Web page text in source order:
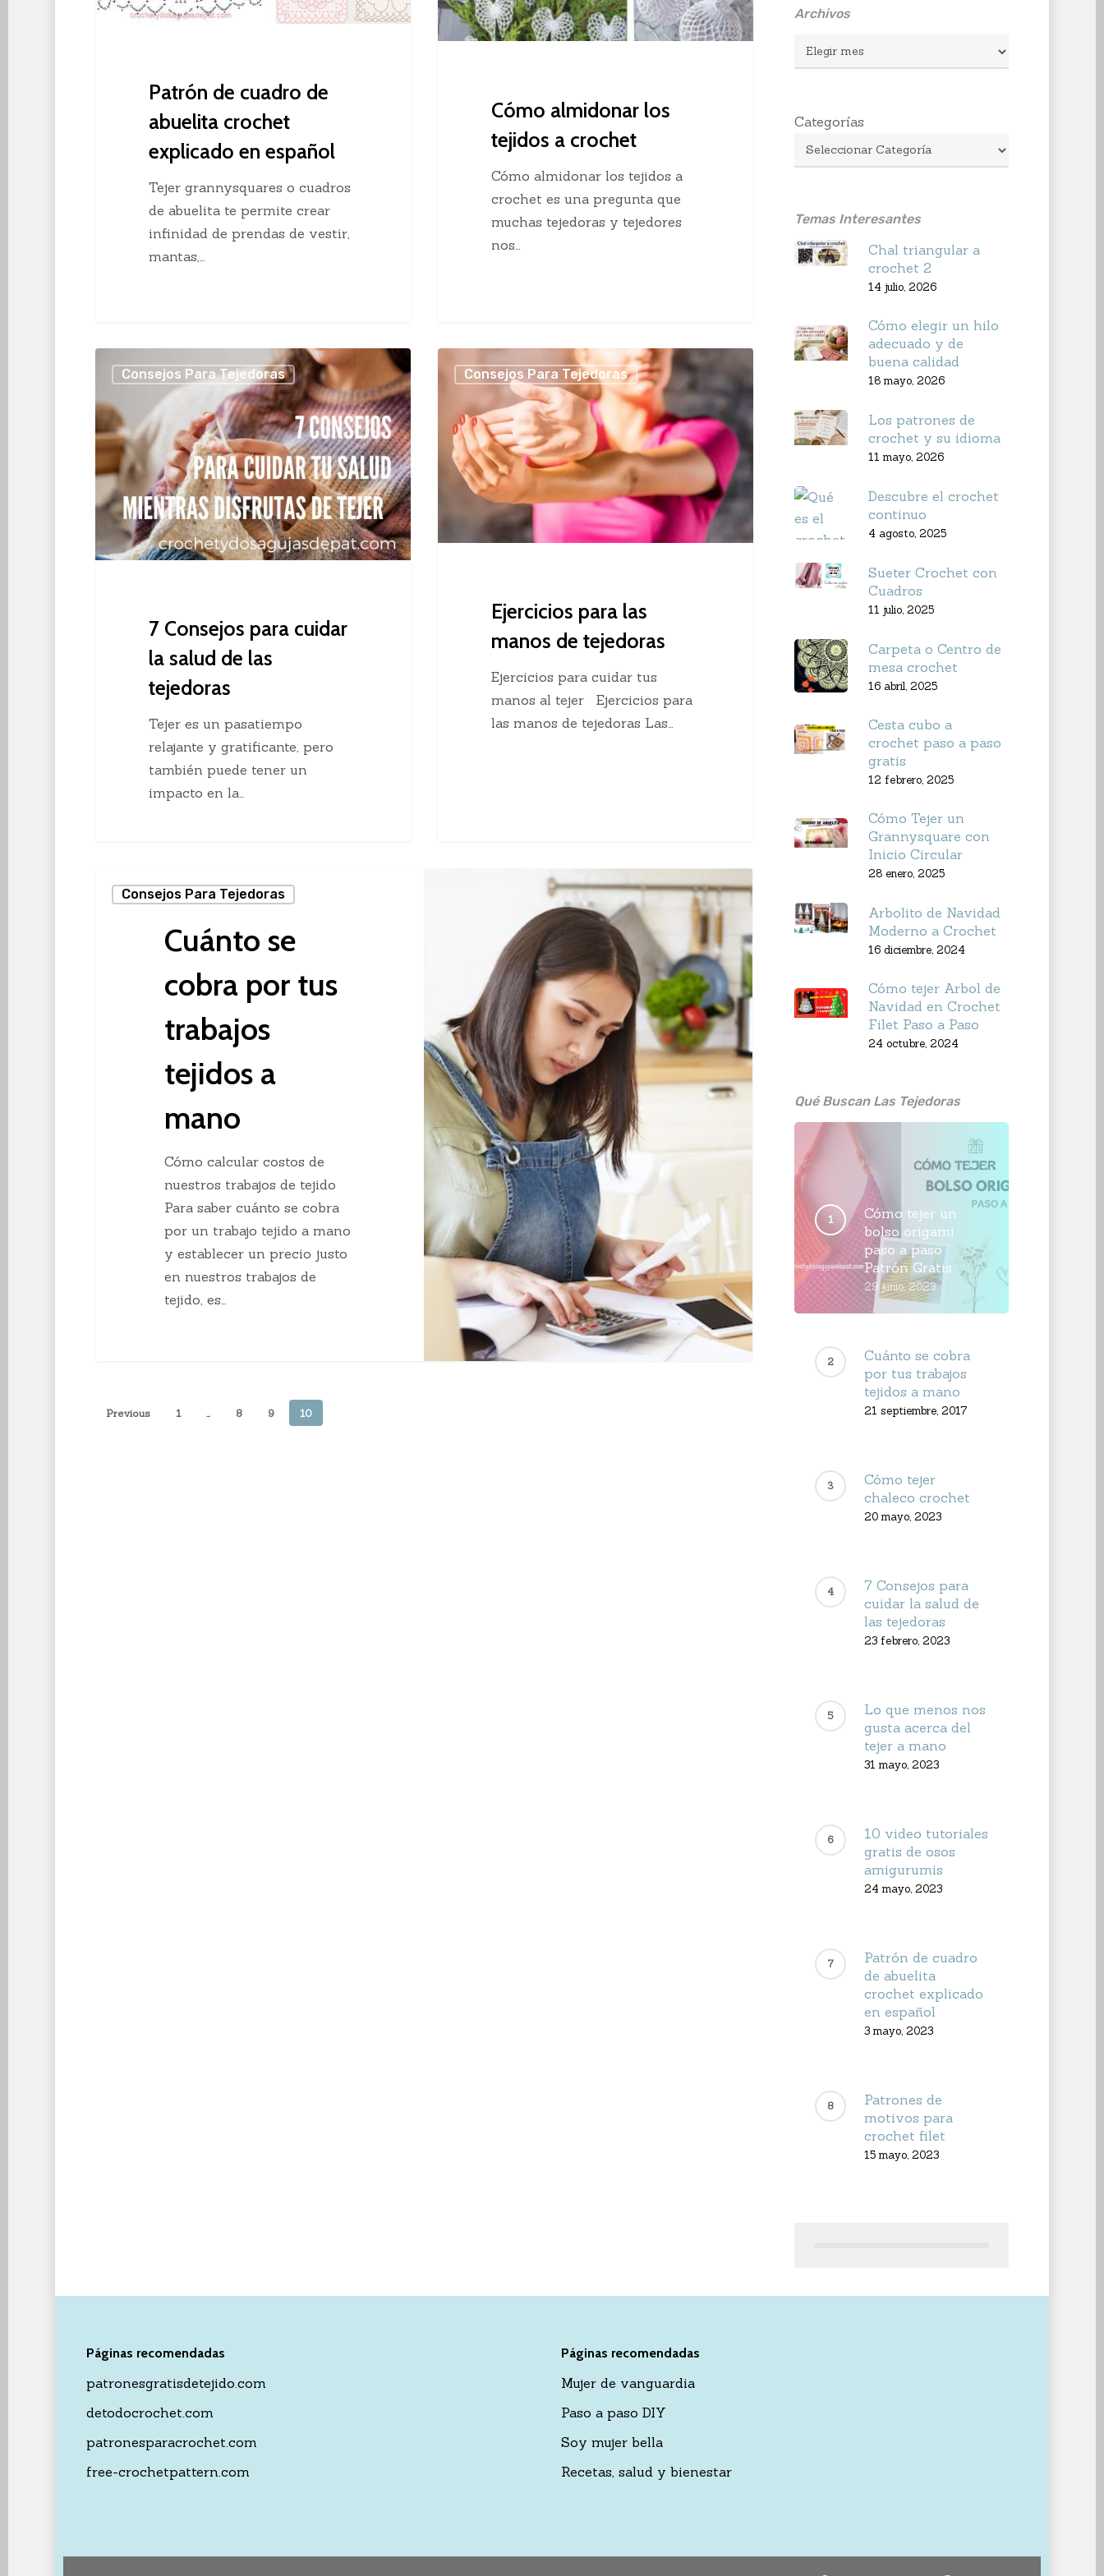
Patrón de cuadro de
abuelita crochet
explicado en español
Tejer grannysquares o cuadros
de abuelita te permite crear
infinidad de prendas de vestir,
mantas,…
Cómo almidonar los
tejidos a crochet
Cómo almidonar los tejidos a
crochet es una pregunta que
muchas tejedoras y tejedores
nos…
Consejos
para
cuidar
la
salud
de
tejedoras
Consejos Para Tejedoras
7 Consejos para cuidar
la salud de las
tejedoras
Tejer es un pasatiempo
relajante y gratificante, pero
también puede tener un
impacto en la…
Consejos Para Tejedoras
Cuánto se
cobra por tus
trabajos
tejidos a
mano
Cómo calcular costos de
nuestros trabajos de tejido
Para saber cuánto se cobra
por un trabajo tejido a mano
y establecer un precio justo
en nuestros trabajos de
tejido, es…
para
manos
de
tejedoras
Consejos Para Tejedoras
Ejercicios para las
manos de tejedoras
Ejercicios para cuidar tus
manos al tejer Ejercicios para
las manos de tejedoras Las…
Previous 1 … 8 9 10
Archivos
Archivos
Categorías
Temas Interesantes
Chal triangular a
crochet 2
14 julio, 2026
Cómo elegir un hilo
adecuado y de
buena calidad
18 mayo, 2026
Los patrones de
crochet y su idioma
11 mayo, 2026
Descubre el crochet
continuo
4 agosto, 2025
Sueter Crochet con
Cuadros
11 julio, 2025
Carpeta o Centro de
mesa crochet
16 abril, 2025
Cesta cubo a
crochet paso a paso
gratis
12 febrero, 2025
Cómo Tejer un
Grannysquare con
Inicio Circular
28 enero, 2025
Arbolito de Navidad
Moderno a Crochet
16 diciembre, 2024
Cómo tejer Arbol de
Navidad en Crochet
Filet Paso a Paso
24 octubre, 2024
Qué Buscan Las Tejedoras
Cómo tejer un
bolso origami
paso a paso
Patrón Gratis
29 junio, 2023
Cuánto se cobra
por tus trabajos
tejidos a mano
21 septiembre, 2017
Cómo tejer
chaleco crochet
20 mayo, 2023
7 Consejos para
cuidar la salud de
las tejedoras
23 febrero, 2023
Lo que menos nos
gusta acerca del
tejer a mano
31 mayo, 2023
10 video tutoriales
gratis de osos
amigurumis
24 mayo, 2023
Patrón de cuadro
de abuelita
crochet explicado
en español
3 mayo, 2023
Patrones de
motivos para
crochet filet
15 mayo, 2023
Páginas recomendadas
patronesgratisdetejido.com
detodocrochet.com
patronesparacrochet.com
free-crochetpattern.com
Páginas recomendadas
Mujer de vanguardia
Paso a paso DIY
Soy mujer bella
Recetas, salud y bienestar